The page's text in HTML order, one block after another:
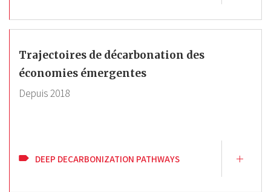
Trajectoires de décarbonation des
économies émergentes
Depuis2018
DEEP DECARBONIZATION PATHWAYS